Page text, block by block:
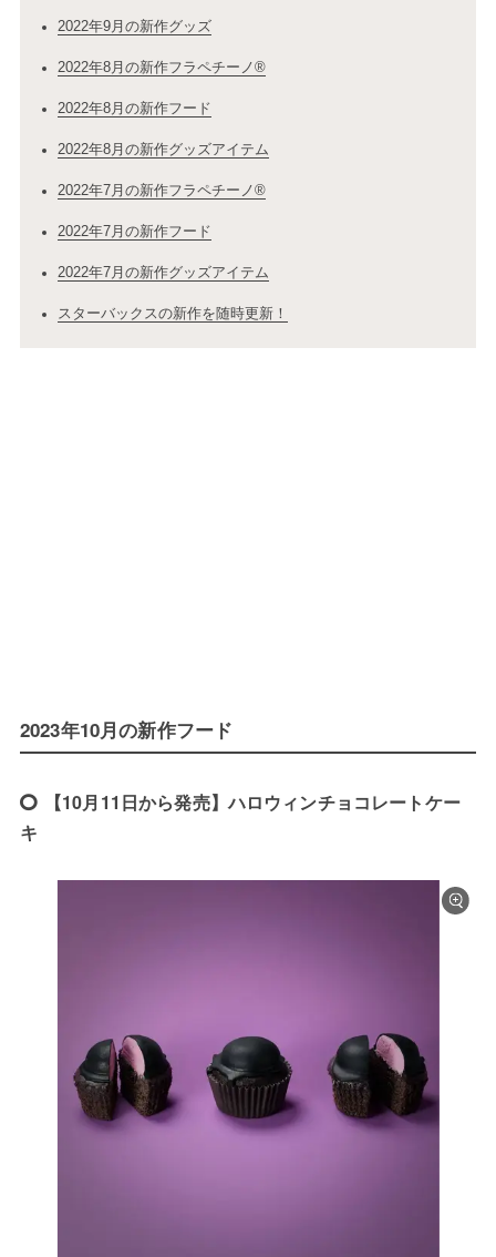
2022年9月の新作グッズ
2022年8月の新作フラペチーノ®
2022年8月の新作フード
2022年8月の新作グッズアイテム
2022年7月の新作フラペチーノ®
2022年7月の新作フード
2022年7月の新作グッズアイテム
スターバックスの新作を随時更新！
2023年10月の新作フード
【10月11日から発売】ハロウィンチョコレートケー
キ